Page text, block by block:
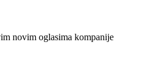
novim oglasima kompanije